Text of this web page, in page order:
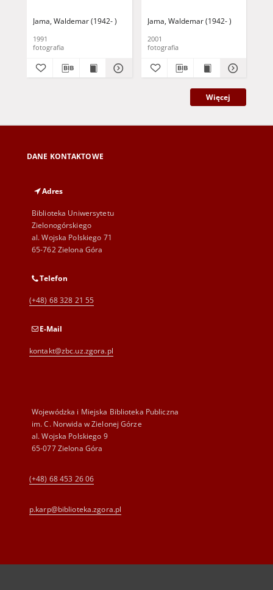
Jama, Waldemar (1942- )
1991
fotografia
Jama, Waldemar (1942- )
2001
fotografia
Więcej
DANE KONTAKTOWE
Adres
Biblioteka Uniwersytetu
Zielonogórskiego
al. Wojska Polskiego 71
65-762 Zielona Góra
Telefon
(+48) 68 328 21 55
E-Mail
kontakt@zbc.uz.zgora.pl
Wojewódzka i Miejska Biblioteka Publiczna
im. C. Norwida w Zielonej Górze
al. Wojska Polskiego 9
65-077 Zielona Góra
(+48) 68 453 26 06
p.karp@biblioteka.zgora.pl